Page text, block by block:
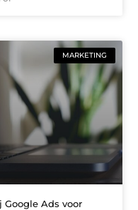
MARKETING
Ads voor